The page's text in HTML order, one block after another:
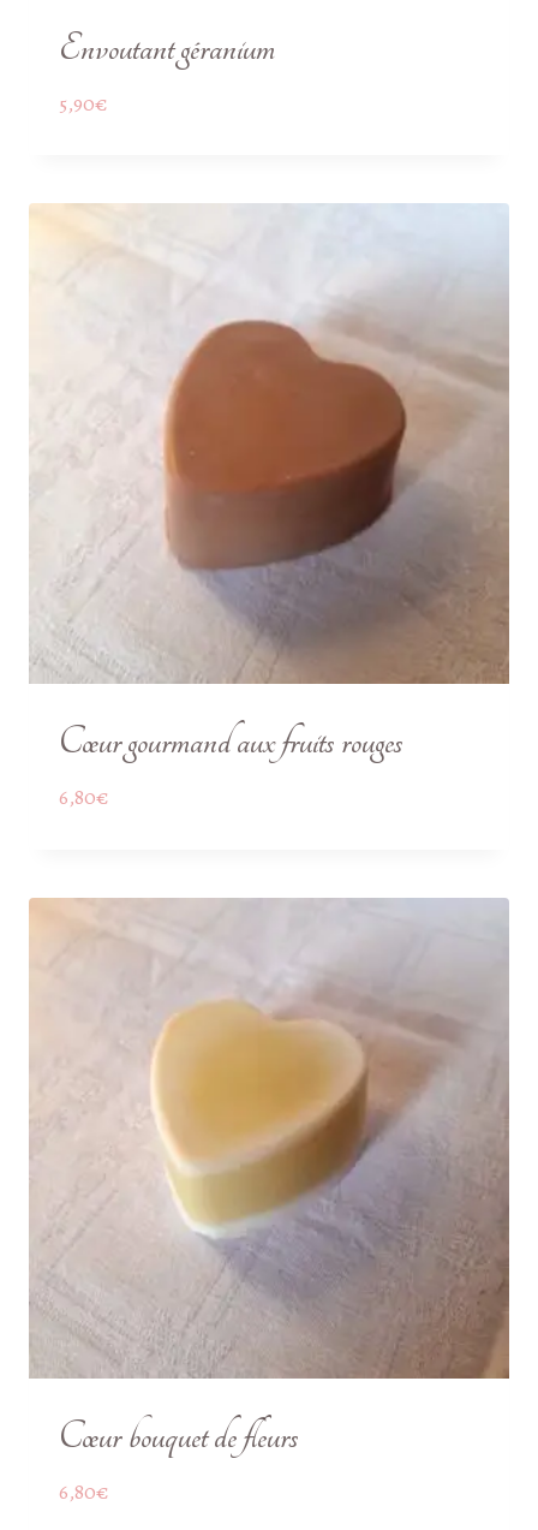
Envoutant géranium
5,90€
Cœur gourmand aux fruits rouges
6,80€
Cœur bouquet de fleurs
6,80€